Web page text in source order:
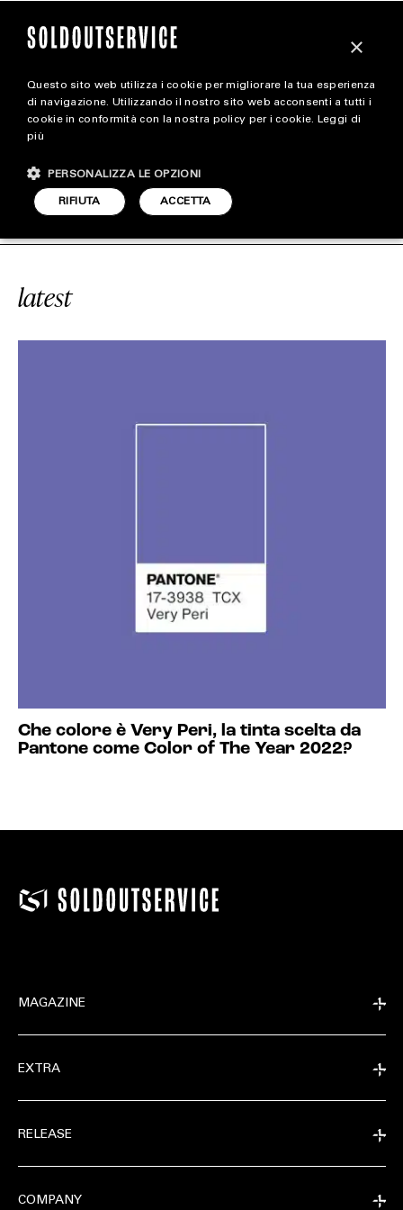
magazine
STYLE
FOOTWEAR
#VERY PERI
latest
Che colore è Very Peri, la tinta scelta da
Pantone come Color of The Year 2022?
MAGAZINE
EXTRA
RELEASE
COMPANY
×
Questo sito web utilizza i cookie per migliorare la tua esperienza
di navigazione. Utilizzando il nostro sito web acconsenti a tutti i
cookie in conformità con la nostra policy per i cookie. Leggi di
più
ACCETTA
RIFIUTA
PERSONALIZZA LE OPZIONI